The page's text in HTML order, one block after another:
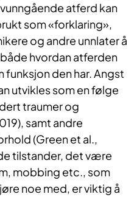
atferd kan
som «forklaring»,
og andre unnlater å
hvordan atferden
funksjon den har. Angst
utvikles som en følge
traumer og
samt andre
(Green et al.,
tilstander, det være
mobbing etc., som
noe med, er viktig å